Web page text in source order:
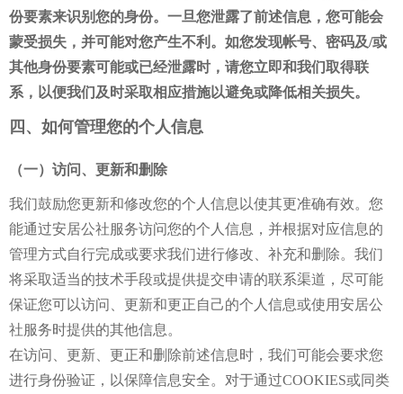
份要素来识别您的身份。一旦您泄露了前述信息，您可能会
蒙受损失，并可能对您产生不利。如您发现帐号、密码及/或
其他身份要素可能或已经泄露时，请您立即和我们取得联
系，以便我们及时采取相应措施以避免或降低相关损失。
四、如何管理您的个人信息
（一）访问、更新和删除
我们鼓励您更新和修改您的个人信息以使其更准确有效。您
能通过安居公社服务访问您的个人信息，并根据对应信息的
管理方式自行完成或要求我们进行修改、补充和删除。我们
将采取适当的技术手段或提供提交申请的联系渠道，尽可能
保证您可以访问、更新和更正自己的个人信息或使用安居公
社服务时提供的其他信息。
在访问、更新、更正和删除前述信息时，我们可能会要求您
进行身份验证，以保障信息安全。对于通过COOKIES或同类